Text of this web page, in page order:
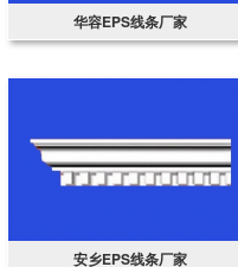
华容EPS线条厂家
安乡EPS线条厂家